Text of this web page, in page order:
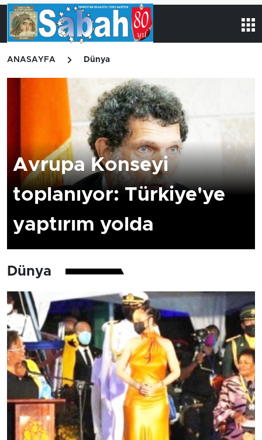
ANASAYFA Dünya
Avrupa Konseyi
toplanıyor: Türkiye'ye
yaptırım yolda
Dünya